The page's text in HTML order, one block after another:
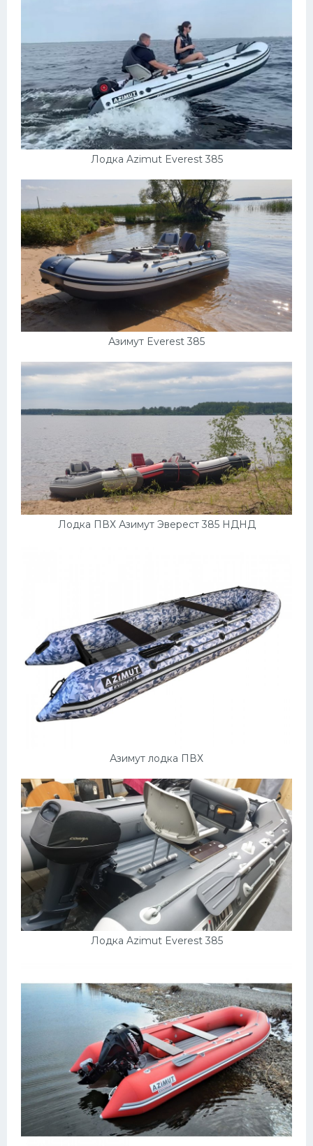
Лодка Azimut Everest 385
Азимут Everest 385
Лодка ПВХ Азимут Эверест 385 НДНД
Азимут лодка ПВХ
Лодка Azimut Everest 385
Лимузины
Камаз
Автобусы
Хонда
Шевроле
УАЗ
Кадиллак
Автокемпер
Феррари
Поезда
Мотоциклы
Додж
Ява
Спецтехника